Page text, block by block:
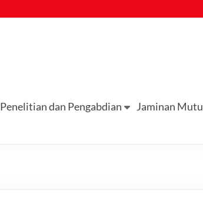
Penelitian dan Pengabdian Jaminan Mutu